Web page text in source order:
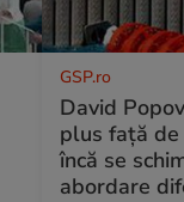
GSP.ro
David
plus față de
încă se
abordare